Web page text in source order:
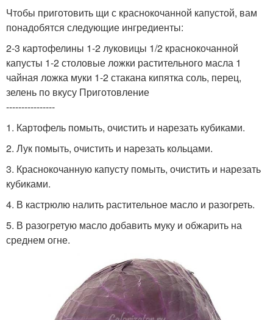
Чтобы приготовить щи с краснокочанной капустой, вам
понадобятся следующие ингредиенты:
2-3 картофелины 1-2 луковицы 1/2 краснокочанной
капусты 1-2 столовые ложки растительного масла 1
чайная ложка муки 1-2 стакана кипятка соль, перец,
зелень по вкусу Приготовление
----------------
1. Картофель помыть, очистить и нарезать кубиками.
2. Лук помыть, очистить и нарезать кольцами.
3. Краснокочанную капусту помыть, очистить и нарезать
кубиками.
4. В кастрюлю налить растительное масло и разогреть.
5. В разогретую масло добавить муку и обжарить на
среднем огне.